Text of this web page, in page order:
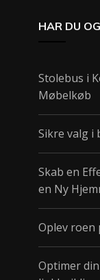
HAR DU
Stolebus i
Møbelkøb
Sikre valg i
Skab en
en Ny
Oplev roen
Optimer